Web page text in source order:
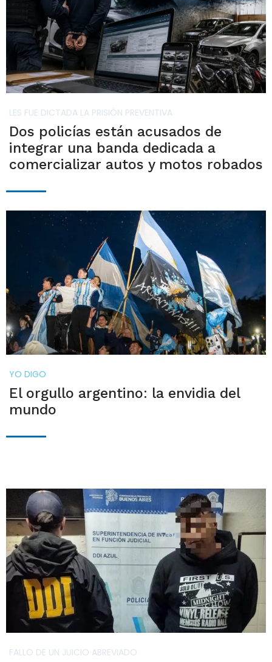
LES FUE DICTADA LA PRISIÓN PREVENTIVA
Dos policías están acusados de
integrar una banda dedicada a
comercializar autos y motos robados
YO DIGO
El orgullo argentino: la envidia del
mundo
FALLO DE UN JUICIO ABREVIADO